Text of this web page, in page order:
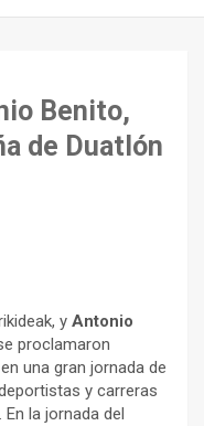
Benito,
de Duatlón
y Antonio
proclamaron
una gran jornada de
y carreras
la jornada del